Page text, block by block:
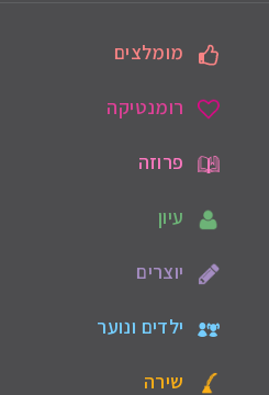
מומלצים
רומנטיקה
פרוזה
עיון
יוצרים
ילדים ונוער
שירה